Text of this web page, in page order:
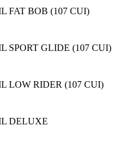
FAT BOB (107 CUI)
SPORT GLIDE (107 CUI)
LOW RIDER (107 CUI)
DELUXE